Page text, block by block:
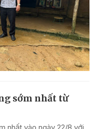
sớm nhất từ
nhất vào ngày 22/8 với